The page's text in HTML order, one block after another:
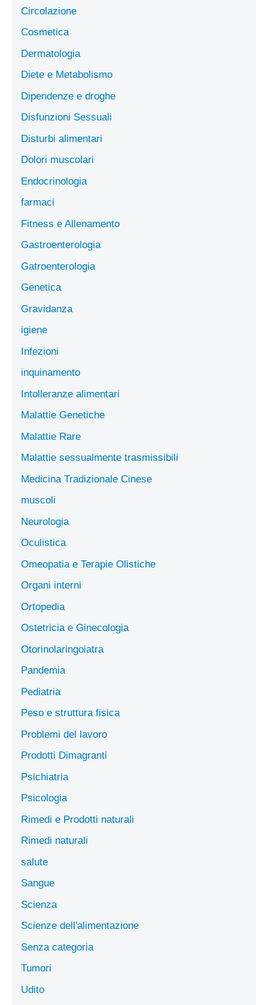
Circolazione
Cosmetica
Dermatologia
Diete e Metabolismo
Dipendenze e droghe
Disfunzioni Sessuali
Disturbi alimentari
Dolori muscolari
Endocrinologia
farmaci
Fitness e Allenamento
Gastroenterologia
Gatroenterologia
Genetica
Gravidanza
igiene
Infezioni
inquinamento
Intolleranze alimentari
Malattie Genetiche
Malattie Rare
Malattie sessualmente trasmissibili
Medicina Tradizionale Cinese
muscoli
Neurologia
Oculistica
Omeopatia e Terapie Olistiche
Organi interni
Ortopedia
Ostetricia e Ginecologia
Otorinolaringoiatra
Pandemia
Pediatria
Peso e struttura fisica
Problemi del lavoro
Prodotti Dimagranti
Psichiatria
Psicologia
Rimedi e Prodotti naturali
Rimedi naturali
salute
Sangue
Scienza
Scienze dell'alimentazione
Senza categoria
Tumori
Udito